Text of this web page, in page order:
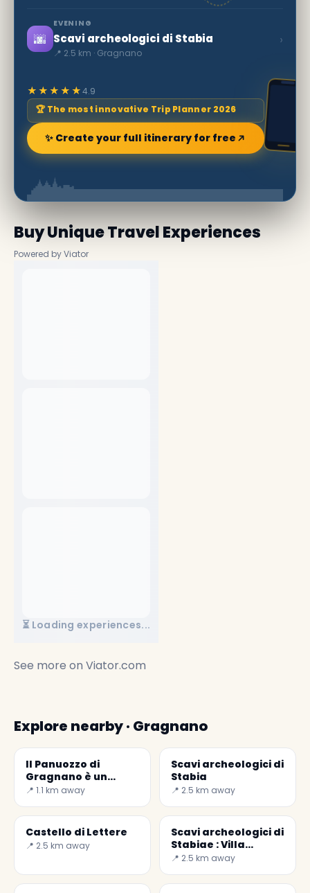
🌆
EVENING
Scavi archeologici di Stabia
📍 2.5 km · Gragnano
›
★★★★★4.9
🏆 The most innovative Trip Planner 2026
✨ Create your full itinerary for free
Buy Unique Travel Experiences
Powered by Viator
⏳ Loading experiences...
See more on Viator.com
Explore nearby · Gragnano
Il Panuozzo di
Gragnano è un
piatto tipico della
campana, anzi, per
📍 1.1 km away
Scavi archeologici di
Stabia
📍 2.5 km away
Castello di Lettere
📍 2.5 km away
Scavi archeologici di
Stabiae : Villa
Arianna
📍 2.5 km away